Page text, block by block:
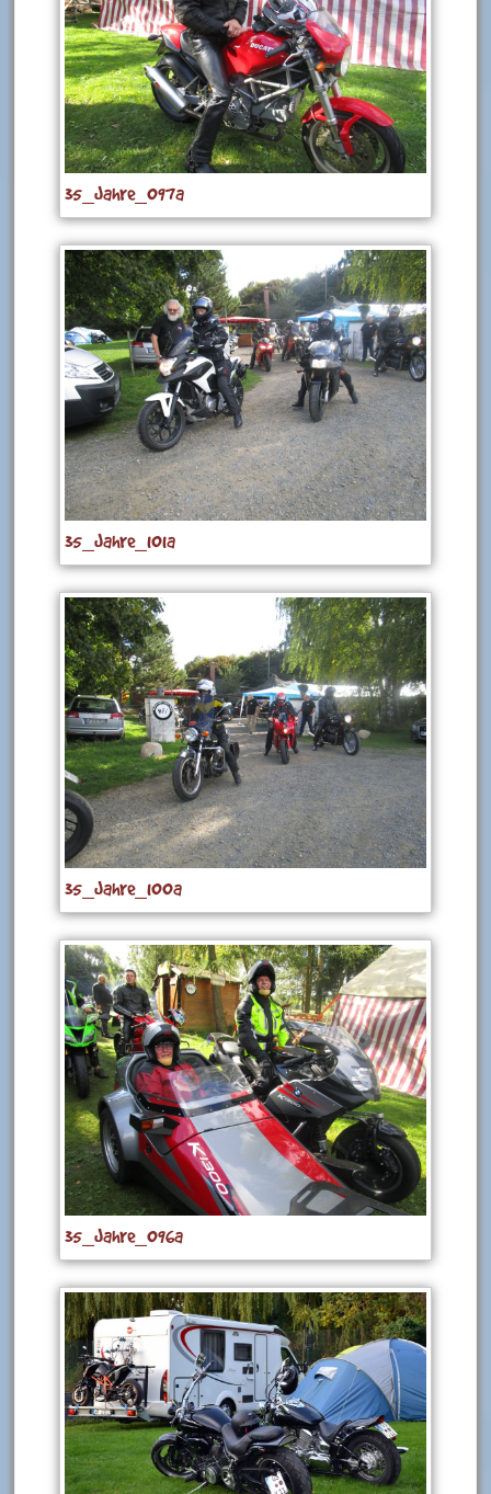
35_Jahre_097a
35_Jahre_101a
35_Jahre_100a
35_Jahre_096a